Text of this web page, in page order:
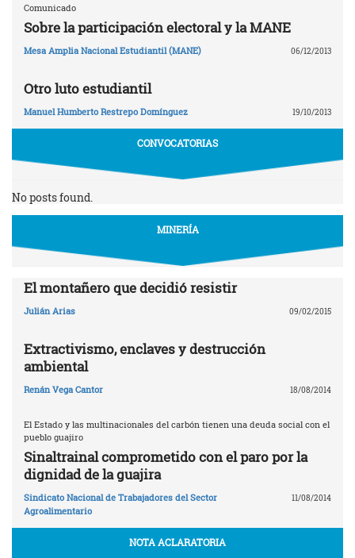
Comunicado
Sobre la participación electoral y la MANE
Mesa Amplia Nacional Estudiantil (MANE) 06/12/2013
Otro luto estudiantil
Manuel Humberto Restrepo Domínguez 19/10/2013
CONVOCATORIAS
No posts found.
MINERÍA
El montañero que decidió resistir
Julián Arias 09/02/2015
Extractivismo, enclaves y destrucción
ambiental
Renán Vega Cantor 18/08/2014
El Estado y las multinacionales del carbón tienen una deuda social con el
pueblo guajiro
Sinaltrainal comprometido con el paro por la
dignidad de la guajira
Sindicato Nacional de Trabajadores del Sector
Agroalimentario
11/08/2014
NOTA ACLARATORIA